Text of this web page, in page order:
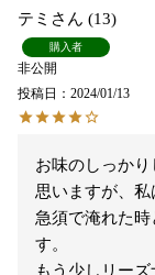
テミ 13
購入者
非公開
投稿日
2024/01/13
お味のしっか
思いますが、私
急須で淹れた時
す。
もう少しリー